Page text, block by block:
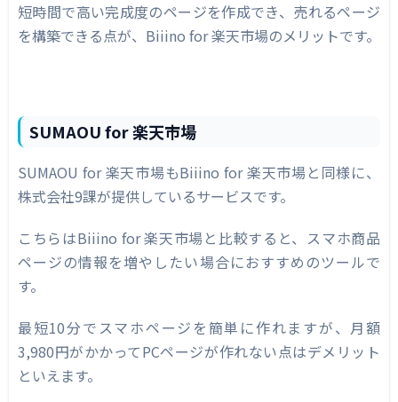
短時間で高い完成度のページを作成でき、売れるページ
を構築できる点が、Biiino for 楽天市場のメリットです。
SUMAOU for 楽天市場
SUMAOU for 楽天市場もBiiino for 楽天市場と同様に、
株式会社9課が提供しているサービスです。
こちらはBiiino for 楽天市場と比較すると、スマホ商品
ページの情報を増やしたい場合におすすめのツールで
す。
最短10分でスマホページを簡単に作れますが、月額
3,980円がかかってPCページが作れない点はデメリット
といえます。